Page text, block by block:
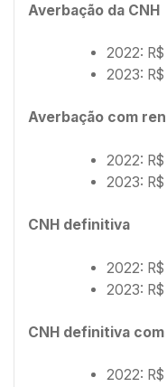
Averbação da CNH
2022:
2023:
Averbação com
2022: R$
2023:
CNH definitiva
2022: R$
2023:
CNH definitiva
2022: